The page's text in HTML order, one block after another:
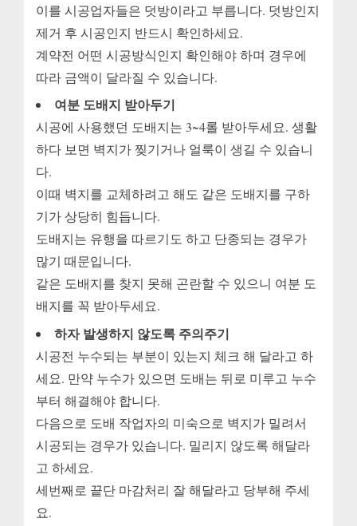
이를 시공업자들은 덧방이라고 부릅니다. 덧방인지
제거 후 시공인지 반드시 확인하세요.
계약전 어떤 시공방식인지 확인해야 하며 경우에
따라 금액이 달라질 수 있습니다.
여분 도배지 받아두기
시공에 사용했던 도배지는 3~4롤 받아두세요. 생활
하다 보면 벽지가 찢기거나 얼룩이 생길 수 있습니
다.
이때 벽지를 교체하려고 해도 같은 도배지를 구하
기가 상당히 힘듭니다.
도배지는 유행을 따르기도 하고 단종되는 경우가
많기 때문입니다.
같은 도배지를 찾지 못해 곤란할 수 있으니 여분 도
배지를 꼭 받아두세요.
하자 발생하지 않도록 주의주기
시공전 누수되는 부분이 있는지 체크 해 달라고 하
세요. 만약 누수가 있으면 도배는 뒤로 미루고 누수
부터 해결해야 합니다.
다음으로 도배 작업자의 미숙으로 벽지가 밀려서
시공되는 경우가 있습니다. 밀리지 않도록 해달라
고 하세요.
세번째로 끝단 마감처리 잘 해달라고 당부해 주세
요.